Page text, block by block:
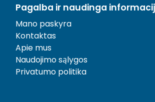
Pagalba ir naudinga
Mano paskyra
Kontaktas
Apie mus
Naudojimo sąlygos
Privatumo politika